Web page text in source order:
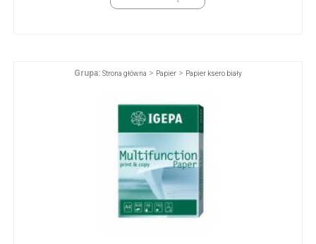
Grupa: Strona główna > Papier > Papier ksero biały